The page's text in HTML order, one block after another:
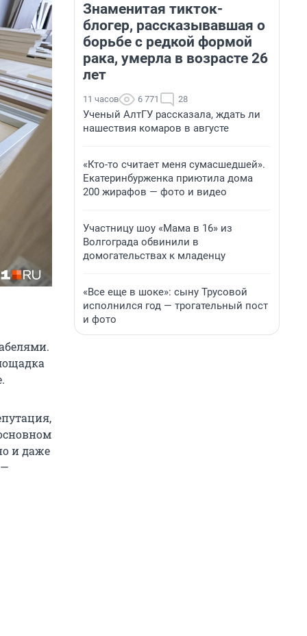
и даже
Знаменитая тикток-
блогер, рассказывавшая о
борьбе с редкой формой
рака, умерла в возрасте 26
лет
11 часов 6 771 28
Ученый АлтГУ рассказала, ждать ли
нашествия комаров в августе
«Кто-то считает меня сумасшедшей».
Екатеринбурженка приютила дома
200 жирафов — фото и видео
Участницу шоу «Мама в 16» из
Волгограда обвинили в
домогательствах к младенцу
«Все еще в шоке»: сыну Трусовой
исполнился год — трогательный пост
и фото